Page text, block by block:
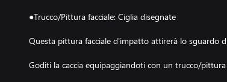
●Trucco/Pittura facciale: Ciglia disegnate
Questa pittura facciale d'impatto attirerà lo sguardo
Goditi la caccia equipaggiandoti con un trucco/pittura